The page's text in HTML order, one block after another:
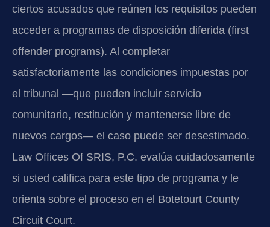
ciertos acusados que reúnen los requisitos pueden
acceder a programas de disposición diferida (first
offender programs). Al completar
satisfactoriamente las condiciones impuestas por
el tribunal —que pueden incluir servicio
comunitario, restitución y mantenerse libre de
nuevos cargos— el caso puede ser desestimado.
Law Offices Of SRIS, P.C. evalúa cuidadosamente
si usted califica para este tipo de programa y le
orienta sobre el proceso en el Botetourt County
Circuit Court.